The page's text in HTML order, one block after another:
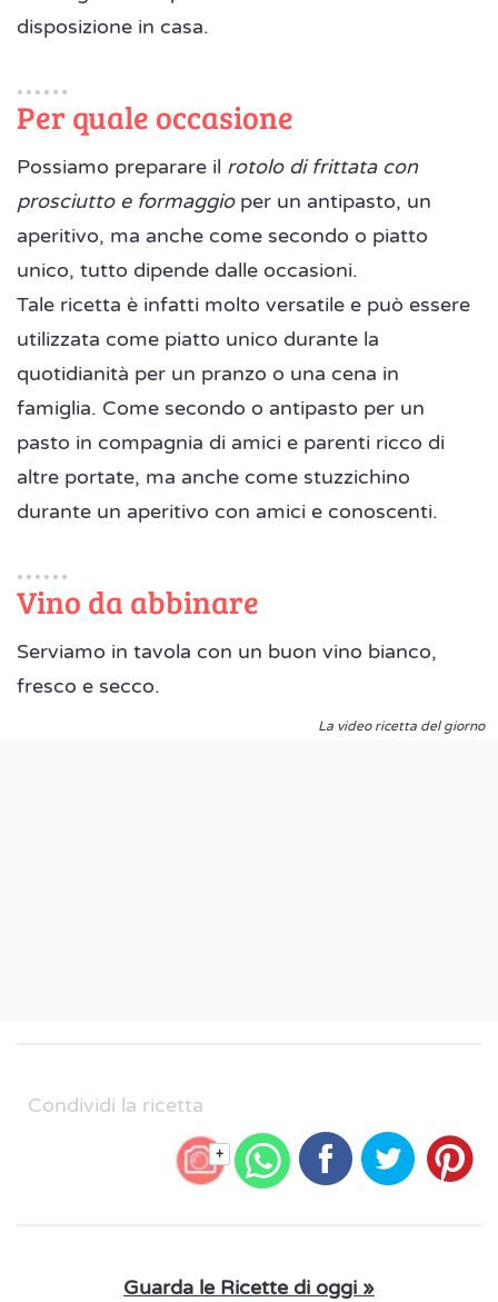
disposizione in casa.
Per quale occasione
Possiamo preparare il rotolo di frittata con
prosciutto e formaggioper un antipasto, un
aperitivo, ma anche come secondo o piatto
unico, tutto dipende dalle occasioni.
Tale ricetta è infatti molto versatile e può essere
utilizzata come piatto unico durante la
quotidianità per un pranzo o una cena in
famiglia. Come secondo o antipasto per un
pasto in compagnia di amici e parenti ricco di
altre portate, ma anche come stuzzichino
durante un aperitivo con amici e conoscenti.
Vino da abbinare
Serviamo in tavola con un buon vino bianco,
fresco e secco.
La video ricetta del giorno
Condividi la ricetta
+
Guarda le Ricette di oggi »